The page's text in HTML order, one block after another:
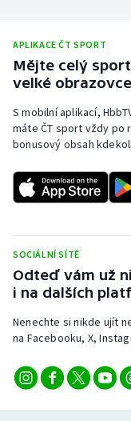
APLIKACE ČT SPORT
Mějte celý
velké
S mobilní aplikací,
máte ČT sport vždy po
bonusový obsah
SOCIÁLNÍ SÍTĚ
Odteď vám už
i na dalších
Nenechte si nikde ujít
na Facebooku, X,